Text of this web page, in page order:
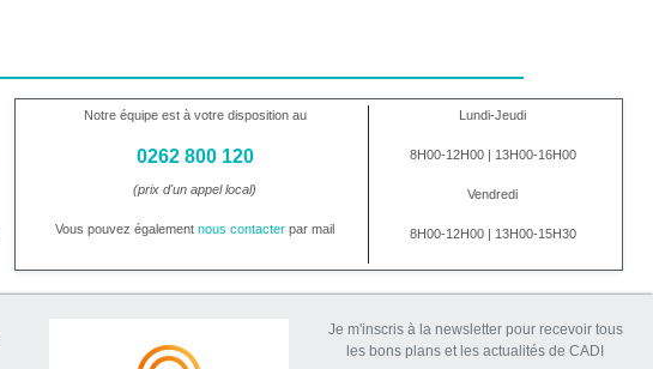
Notre équipe est à votre disposition au
0262 800 120
(prix d'un appel local)
Vous pouvez égalementnous contacter par mail
Lundi-Jeudi
8H00-12H00 | 13H00-16H00
Vendredi
8H00-12H00 | 13H00-15H30
Je m'inscris à la newsletter pour recevoir tous
les bons plans et les actualités de CADI